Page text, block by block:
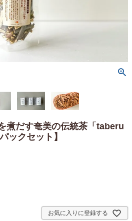
煮だす奄美の伝統茶「taberu
ックセット】
お気に入りに登録する